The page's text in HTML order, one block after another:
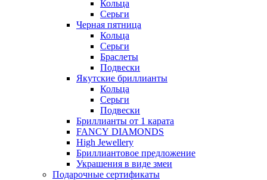
Кольца
Серьги
Черная пятница
Кольца
Серьги
Браслеты
Подвески
Якутские бриллианты
Кольца
Серьги
Подвески
Бриллианты от 1 карата
FANCY DIAMONDS
High Jewellery
Бриллиантовое предложение
Украшения в виде змеи
Подарочные сертификаты